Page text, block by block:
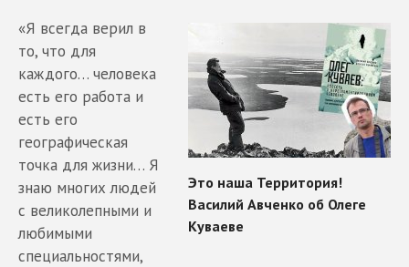
«Я всегда верил в
то, что для
каждого… человека
есть его работа и
есть его
географическая
точка для жизни… Я
знаю многих людей
с великолепными и
любимыми
специальностями,